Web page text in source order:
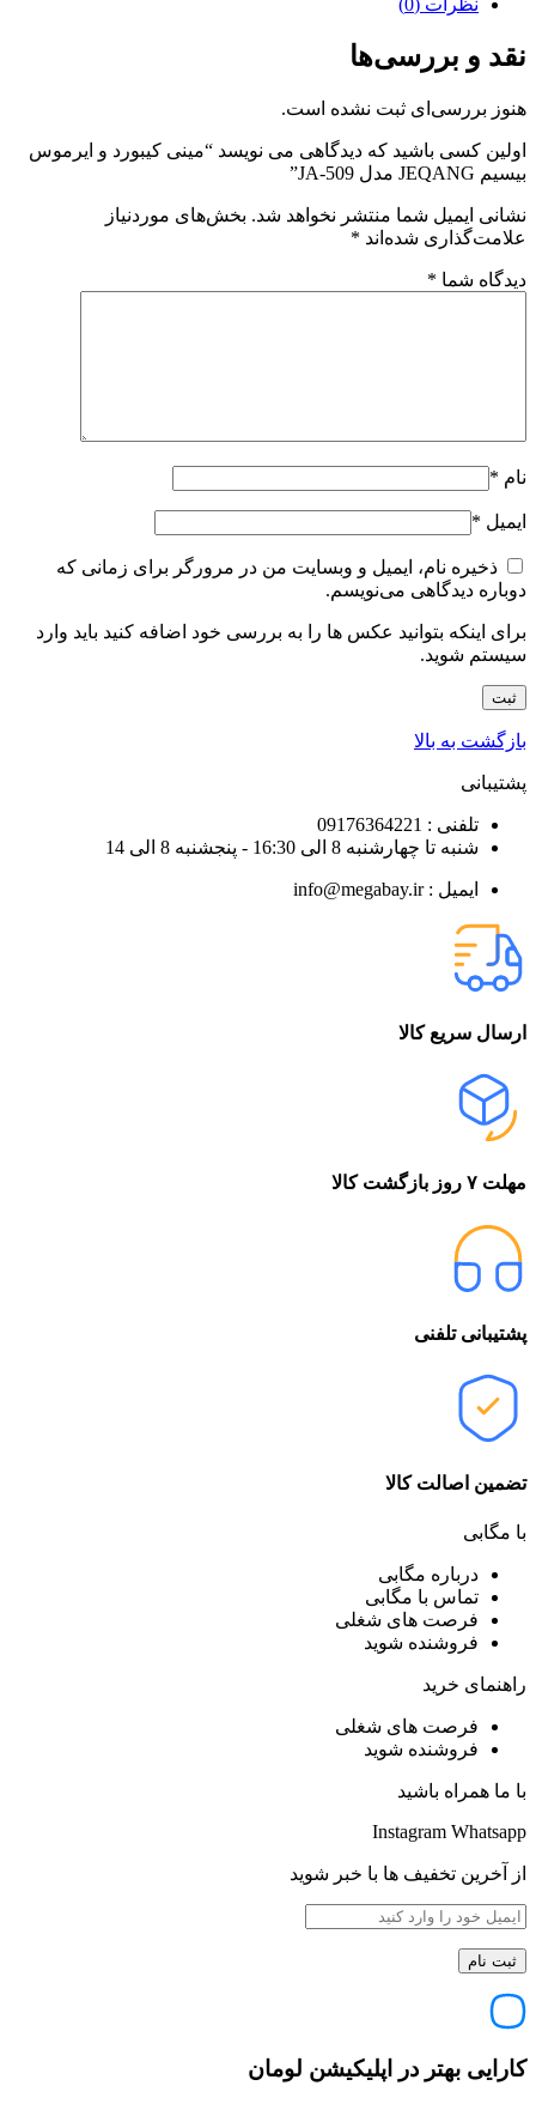
نقد و بررسی‌ها
هنوز بررسی‌ای ثبت نشده است.
اولین کسی باشید که دیدگاهی می نویسد “مینی کیبورد و ایرموس
بیسیم JEQANG مدل JA-509”
نشانی ایمیل شما منتشر نخواهد شد. بخش‌های موردنیاز
علامت‌گذاری شده‌اند *
دیدگاه شما *
نام *
ایمیل *
ذخیره نام، ایمیل و وبسایت من در مرورگر برای زمانی که
دوباره دیدگاهی می‌نویسم.
برای اینکه بتوانید عکس ها را به بررسی خود اضافه کنید باید وارد
سیستم شوید.
بازگشت به بالا
پشتیبانی
تلفنی : 09176364221
شنبه تا چهارشنبه 8 الی 16:30 - پنجشنبه 8 الی 14
ایمیل : info@megabay.ir
ارسال سریع کالا
مهلت ۷ روز بازگشت کالا
پشتیبانی تلفنی
تضمین اصالت کالا
با مگابی
درباره مگابی
تماس با مگابی
فرصت های شغلی
فروشنده شوید
راهنمای خرید
فرصت های شغلی
فروشنده شوید
با ما همراه باشید
Instagram Whatsapp
از آخرین تخفیف ها با خبر شوید
کارایی بهتر در اپلیکیشن لومان